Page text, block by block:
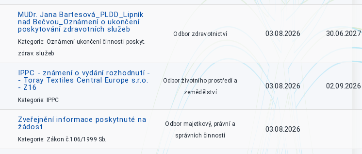
MUDr. Jana Bartesová_PLDD_Lipník
nad Bečvou_Oznámení o ukončení
poskytování zdravotních služeb
Kategorie: Oznámení-ukončení činnosti poskyt.
zdrav. služeb
Odbor zdravotnictví 03.08.2026 30.06.2027
IPPC - známení o vydání rozhodnutí -
- Toray Textiles Central Europe s.r.o.
- Z16
Kategorie: IPPC
Odbor životního prostředí a
zemědělství
03.08.2026 02.09.2026
Zveřejnění informace poskytnuté na
žádost
Kategorie: Zákon č.106/1999 Sb.
Odbor majetkový, právní a
správních činností
03.08.2026